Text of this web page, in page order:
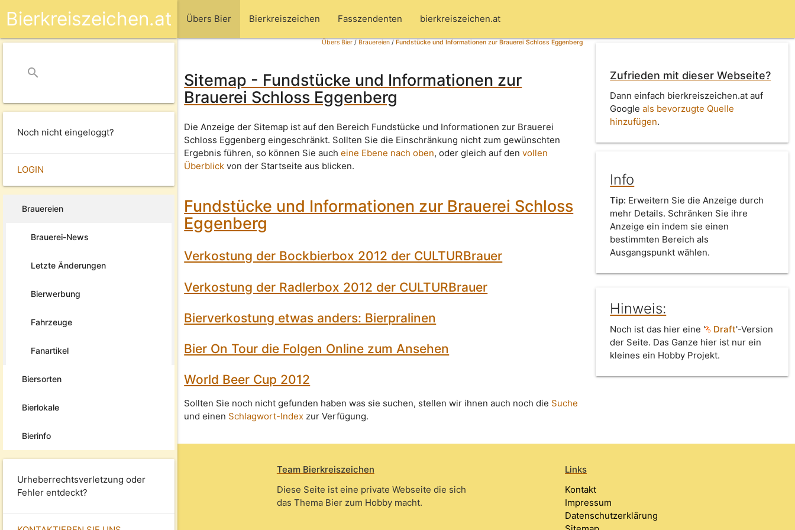
Übers Bier Bierkreiszeichen Fasszendenten bierkreiszeichen.at
Bierkreiszeichen.at
search
Noch nicht eingeloggt?
LOGIN
Brauereien
Brauerei-News
Letzte Änderungen
Bierwerbung
Fahrzeuge
Fanartikel
Biersorten
Bierlokale
Bierinfo
Urheberrechtsverletzung oder
Fehler entdeckt?
Übers Bier/Brauereien/Fundstücke und Informationen zur Brauerei Schloss Eggenberg
Sitemap - Fundstücke und Informationen zur
Brauerei Schloss Eggenberg
Die Anzeige der Sitemap ist auf den Bereich Fundstücke und Informationen zur Brauerei
Schloss Eggenberg eingeschränkt. Sollten Sie die Einschränkung nicht zum gewünschten
Ergebnis führen, so können Sie aucheine Ebene nach oben, oder gleich auf denvollen
Überblick von der Startseite aus blicken.
Fundstücke und Informationen zur Brauerei Schloss
Eggenberg
Verkostung der Bockbierbox 2012 der CULTURBrauer
Verkostung der Radlerbox 2012 der CULTURBrauer
Bierverkostung etwas anders: Bierpralinen
Bier On Tour die Folgen Online zum Ansehen
World Beer Cup 2012
Sollten Sie noch nicht gefunden haben was sie suchen, stellen wir ihnen auch noch die Suche
und einen Schlagwort-Index zur Verfügung.
Zufrieden mit dieser Webseite?
Dann einfach bierkreiszeichen.at auf
Googleals bevorzugte Quelle
hinzufügen.
Info
Tip: Erweitern Sie die Anzeige durch
mehr Details. Schränken Sie ihre
Anzeige ein indem sie einen
bestimmten Bereich als
Ausgangspunkt wählen.
Hinweis:
Noch ist das hier eine ' Draft'-Version
der Seite. Das Ganze hier ist nur ein
kleines ein Hobby Projekt.
Team Bierkreiszeichen
Diese Seite ist eine private Webseite die sich
das Thema Bier zum Hobby macht.
Links
Kontakt
Impressum
Datenschutzerklärung